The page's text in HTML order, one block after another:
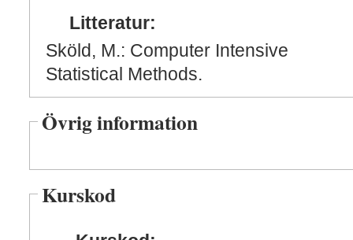
Litteratur:
Sköld, M.: Computer Intensive
Statistical Methods.
Övrig information
Kurskod